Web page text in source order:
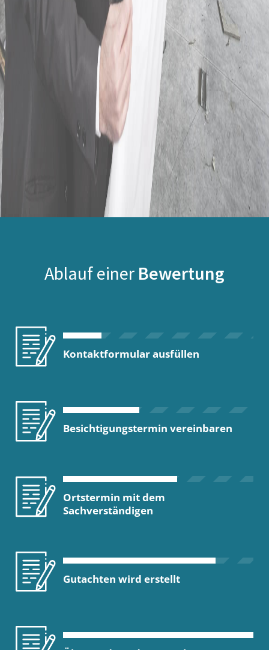
Ablauf einer Bewertung
Kontaktformular ausfüllen
Besichtigungstermin vereinbaren
Ortstermin mit dem
Sachverständigen
Gutachten wird erstellt